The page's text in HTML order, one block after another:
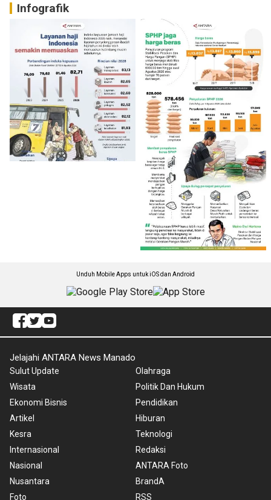
Infografik
Unduh Mobile Apps untuk iOS dan Android
Jelajahi ANTARA News Manado
Sulut Update
Wisata
Ekonomi Bisnis
Artikel
Kesra
Internasional
Nasional
Nusantara
Foto
Olahraga
Politik Dan Hukum
Pendidikan
Hiburan
Teknologi
Redaksi
ANTARA Foto
BrandA
RSS